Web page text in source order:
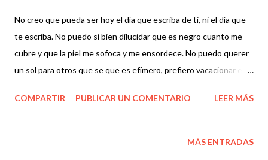
No creo que pueda ser hoy el día que escriba de ti, ni el día que
te escriba. No puedo si bien dilucidar que es negro cuanto me
cubre y que la piel me sofoca y me ensordece. No puedo querer
un sol para otros que se que es efímero, prefiero vacacionar en
tengo tiempo de buscar las palabras. El mio es el mismo drama
propia ni por la de otro, la materia y los sucesos, las predicciones,
COMPARTIR PUBLICAR UN COMENTARIO LEER MÁS
MÁS ENTRADAS